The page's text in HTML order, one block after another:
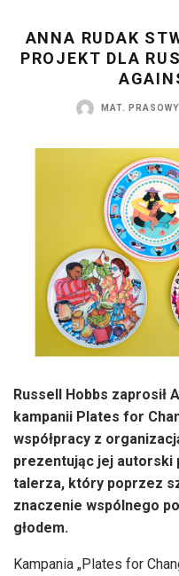
ANNA RUDAK
PROJEKT DLA
MAT. PRASOWY
Russell Hobbs zaprosił
kampanii Plates for
współpracy z
prezentując jej autorski
talerza, który poprzez
znaczenie wspólnego
głodem.
Kampania „Plates for